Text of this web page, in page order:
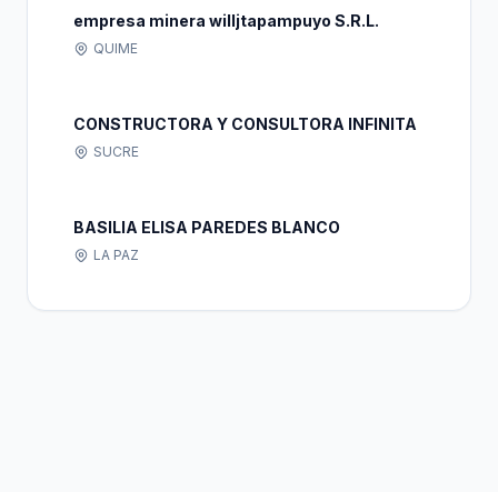
empresa minera willjtapampuyo S.R.L.
QUIME
CONSTRUCTORA Y CONSULTORA INFINITA
SUCRE
BASILIA ELISA PAREDES BLANCO
LA PAZ